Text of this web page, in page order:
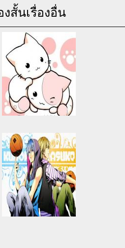
งสั้นเรื่องอื่น
public_html/include/article/
Warning: Use of undefined
constant article_topic -
assumed 'article_topic' (this
will throw an Error in a future
version of PHP) in
keedkean/domains/
on line
534
แม้อยู่ไกลสักเพียงใด